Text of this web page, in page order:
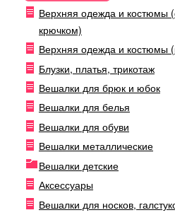
Верхняя одежда и костюмы
крючком)
Верхняя одежда и костюмы
Блузки, платья, трикотаж
Вешалки для брюк и юбок
Вешалки для белья
Вешалки для обуви
Вешалки металлические
Вешалки детские
Аксессуары
Вешалки для носков,